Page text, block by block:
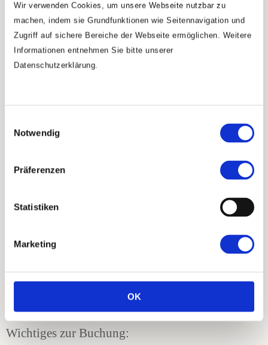
Wir verwenden Cookies, um unsere Webseite nutzbar zu
machen, indem sie Grundfunktionen wie Seitennavigation und
Zugriff auf sichere Bereiche der Webseite ermöglichen. Weitere
Informationen entnehmen Sie bitte unserer
Datenschutzerklärung.
Notwendig
Präferenzen
Statistiken
Marketing
OK
Ab März 2025 ist zudem die Geborgenheitsanwendung
Bestandteil des Energiekreises. Dies ist ein Grid (Heilfeld),
den ich neu in der Aura trage. Ich aktiviere ihn einmal für
den gesamten Monat und lasse ihn dann wirken, wenn Du
Energiekreise näher zu informieren.
Ich arbeite über die Ferne in Form von Energiekreisen (mehrere
Am Energiekreistag verbinde ich mich mit
Deinem Energiefeld. Dazu benötige ich nur Deinen Namen. Es
gibt KEINE „technischen Zugangsdaten
. Dein Zugang ist die
nicht, wenn Du kein Vertrauen in diese Art Arbeit hast.
Wichtiges zur Buchung: